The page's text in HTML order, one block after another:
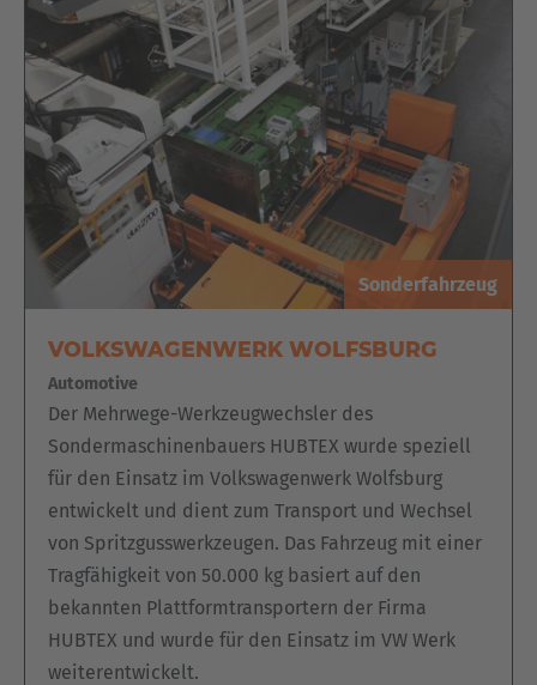
Sonderfahrzeug
VOLKSWAGENWERK WOLFSBURG
Automotive
Der Mehrwege-Werkzeugwechsler des
Sondermaschinenbauers HUBTEX wurde speziell
für den Einsatz im Volkswagenwerk Wolfsburg
entwickelt und dient zum Transport und Wechsel
von Spritzgusswerkzeugen. Das Fahrzeug mit einer
Tragfähigkeit von 50.000 kg basiert auf den
bekannten Plattformtransportern der Firma
HUBTEX und wurde für den Einsatz im VW Werk
weiterentwickelt.